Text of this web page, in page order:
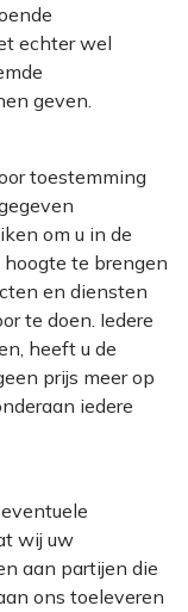
echter wel
geven.
toestemming
om u in de
te brengen
en diensten
te doen. Iedere
heeft u de
prijs meer op
iedere
wij uw
aan partijen die
ons toeleveren